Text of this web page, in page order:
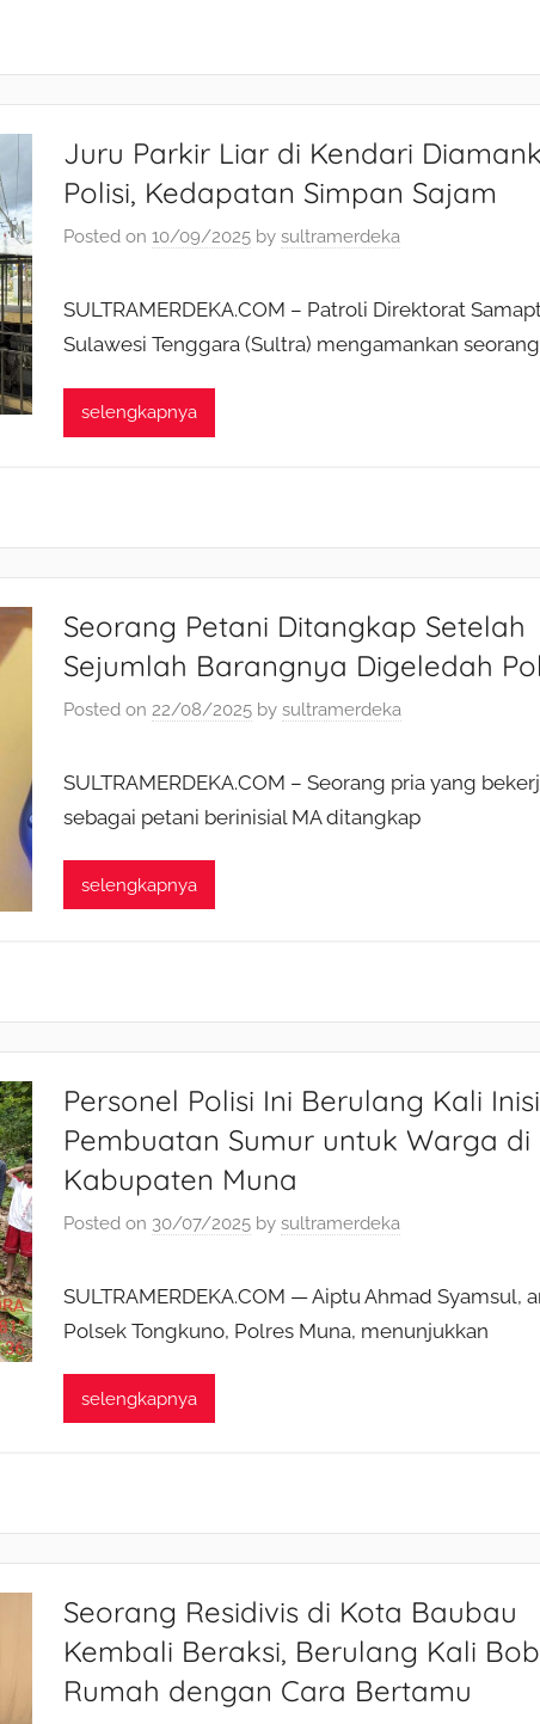
Juru Parkir Liar di Kendari
Polisi, Kedapatan Simpan Sajam
Posted on 10/09/2025by sultramerdeka
SULTRAMERDEKA.COM – Patroli Direktorat
Sulawesi Tenggara (Sultra) mengamankan seorang
selengkapnya
Seorang Petani Ditangkap Setelah
Sejumlah Barangnya Digeledah
Posted on 22/08/2025by sultramerdeka
SULTRAMERDEKA.COM – Seorang pria yang
sebagai petani berinisial MA ditangkap
selengkapnya
Personel Polisi Ini Berulang Kali
Pembuatan Sumur untuk Warga di
Kabupaten Muna
Posted on 30/07/2025by sultramerdeka
SULTRAMERDEKA.COM — Aiptu Ahmad Syamsul,
Polsek Tongkuno, Polres Muna, menunjukkan
selengkapnya
Seorang Residivis di Kota Baubau
Kembali Beraksi, Berulang Kali
Rumah dengan Cara Bertamu